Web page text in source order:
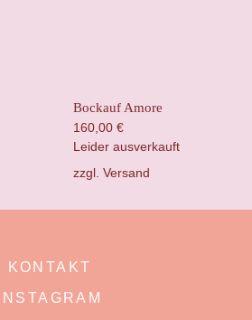
Bockauf Amore
160,00 €
Leider ausverkauft
zzgl. Versand
KONTAKT
INSTAGRAM